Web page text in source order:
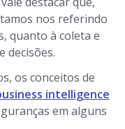
nos referindo
quanto à coleta e
decisões.
os conceitos de
intelligence
em alguns